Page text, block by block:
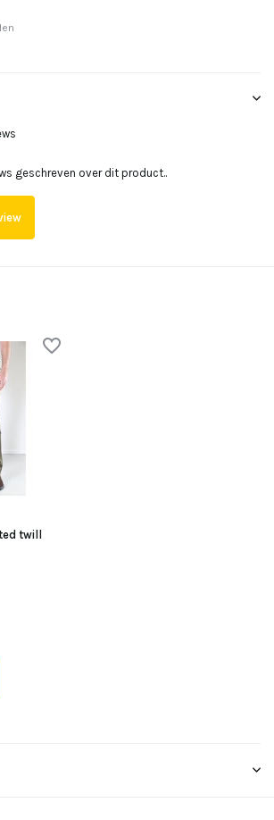
geschreven over dit product..
twill